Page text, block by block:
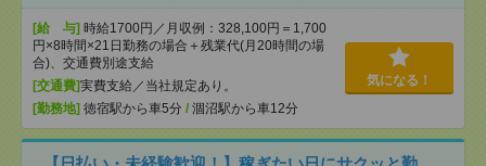
[給 与] 時給1700円／月収例：328,100円＝1,700
円×8時間×21日勤務の場合＋残業代(月20時間の場
合)、交通費別途支給
[交通費]実費支給／当社規定あり。
[勤務地] 徳宿駅から車5分 / 涸沼駅から車12分
気になる！